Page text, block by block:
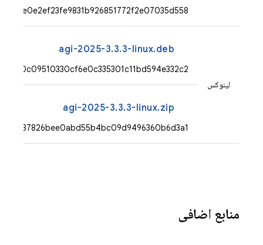
لینوکس
agi-2025-3.3.3-linux.deb
agi-2025-3.3.3-linux.zip
منابع اضافی